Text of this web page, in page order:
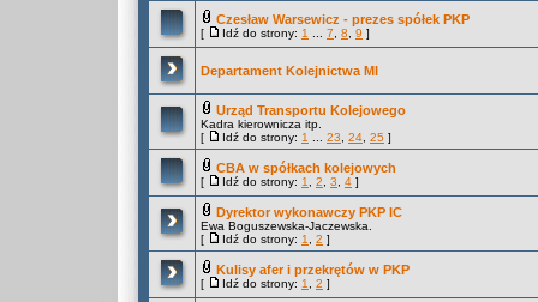
Czesław Warsewicz - prezes spółek PKP
[ Idź do strony: 1 7 8 9 ]
Departament Kolejnictwa MI
Urząd Transportu Kolejowego
Kadra kierownicza itp.
[
Idź do strony: 1 23 24 25 ]
CBA w spółkach kolejowych
[ Idź do strony: 1 2 3 4 ]
Dyrektor wykonawczy PKP IC
Ewa Boguszewska-Jaczewska.
[
Idź do strony: 1 2 ]
Kulisy afer i przekrętów w PKP
[ Idź do strony: 1 2 ]